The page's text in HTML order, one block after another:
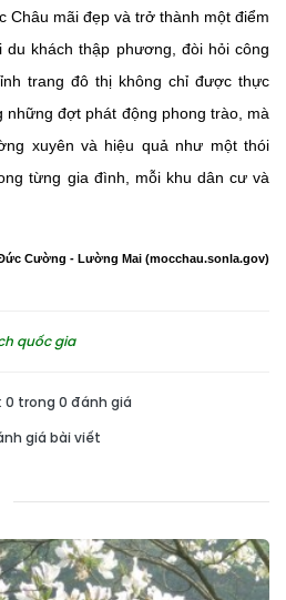
Châu mãi đẹp và trở thành một điểm
khách thập phương, đòi hỏi công
trang đô thị không chỉ được thực
những đợt phát động phong trào, mà
xuyên và hiệu quả như một thói
từng gia đình, mỗi khu dân cư và
Cường - Lường Mai (mocchau.sonla.gov)
quốc gia
0 trong 0 đánh giá
giá bài viết